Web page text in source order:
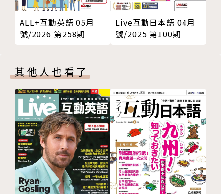
ALL+互動英語 05月
號/2026 第258期
Live互動日本語 04月
號/2025 第100期
其他人也看了